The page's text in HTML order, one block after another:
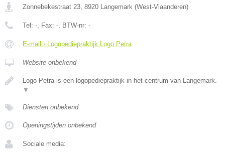
Zonnebekestraat 23 8920 Langemark (West-Vlaanderen)
Tel: - , Fax: - , BTW-nr: -
E-mail › Logopediepraktijk Logo Petra
Website onbekend
Logo Petra is een logopediepraktijk in het centrum van Langemark.
▼
Diensten onbekend
Openingstijden onbekend
Sociale media: